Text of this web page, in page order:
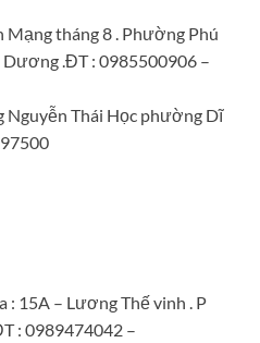
Mạng tháng 8 . Phường Phú
.ĐT : 0985500906 –
Thái Học phường Dĩ
: 15A – Lương Thế vinh . P
: 0989474042 –